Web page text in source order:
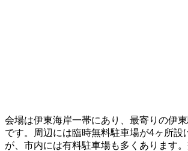
会場は伊東海岸一帯にあり、最寄りの伊
です。周辺には臨時無料駐車場が4ヶ所設
が、市内には有料駐車場も多くあります